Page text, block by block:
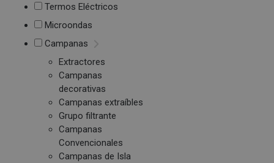
Termos Eléctricos
Microondas
Campanas
Extractores
Campanas
decorativas
Campanas extraíbles
Grupo filtrante
Campanas
Convencionales
Campanas de Isla